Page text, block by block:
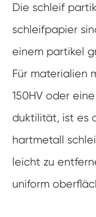
Die schleif
schleifpapier
einem partikel
Für materialien
150HV oder
duktilität, ist es
hartmetall
leicht zu
uniform